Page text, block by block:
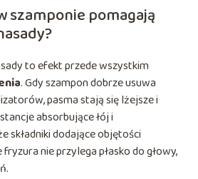
szamponie pomagają
to efekt przede wszystkim
. Gdy szampon dobrze usuwa
pasma stają się lżejsze i
absorbujące łój i
składniki dodające objętości
nie przylega płasko do głowy,